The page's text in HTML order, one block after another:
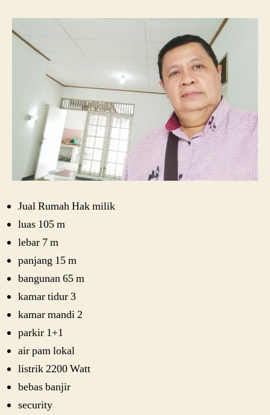
Jual Rumah Hak milik
luas 105 m
lebar 7 m
panjang 15 m
bangunan 65 m
kamar tidur 3
kamar mandi 2
parkir 1+1
air pam lokal
listrik 2200 Watt
bebas banjir
security